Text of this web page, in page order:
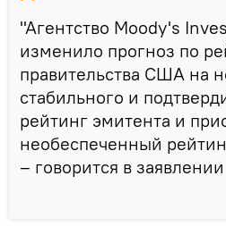
"Агентство Moody's
изменило прогноз по
правительства США на
стабильного и
рейтинг эмитента и
необеспеченный
– говорится в